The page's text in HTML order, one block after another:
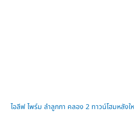
ไอลีฟ ไพร์ม ลำลูกกา คลอง 2 ทาวน์โฮมหลังใ